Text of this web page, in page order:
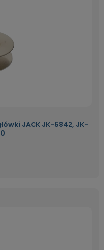
JACK JK-5842, JK-